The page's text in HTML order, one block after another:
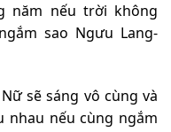
năm nếu trời không
sao Ngưu Lang-
sẽ sáng vô cùng và
nếu cùng ngắm